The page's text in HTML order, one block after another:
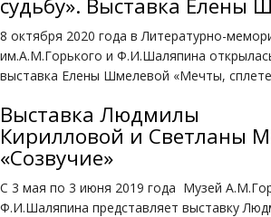
судьбу». Выставка Елены
8 октября 2020 года в Литературно-
им.А.М.Горького и Ф.И.Шаляпина
выставка Елены Шмелевой «Мечты,
Выставка Людмилы
Кирилловой и Светланы
«Созвучие»
С 3 мая по 3 июня 2019 года Музей
Ф.И.Шаляпина представляет выставку